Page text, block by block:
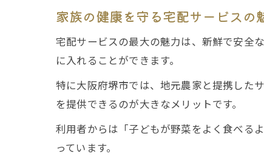
家族の健康を守る宅配サービスの
宅配サービスの最大の魅力は、新鮮で安全
に入れることができます。
特に大阪府堺市では、地元農家と提携した
を提供できるのが大きなメリットです。
利用者からは「子どもが野菜をよく食べる
っています。